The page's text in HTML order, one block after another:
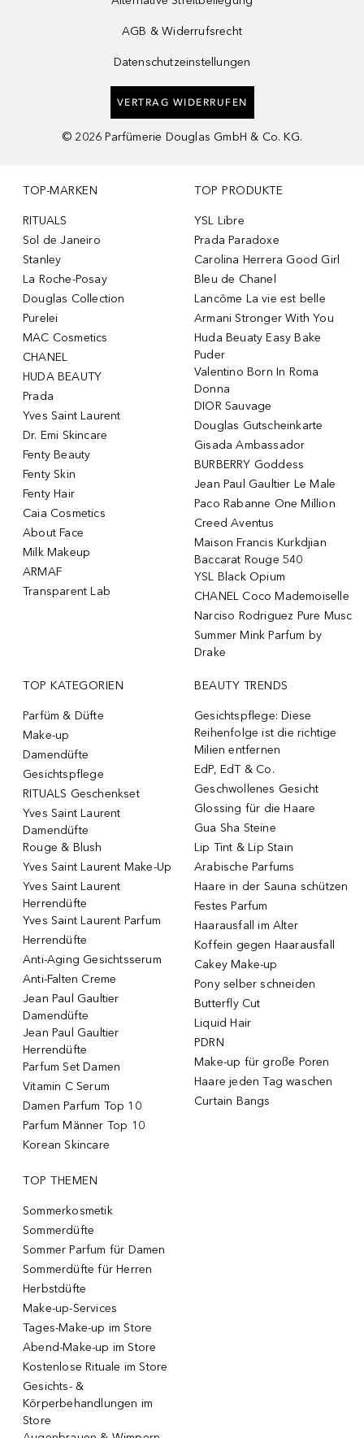
AGB & Widerrufsrecht
Datenschutzeinstellungen
VERTRAG WIDERRUFEN
© 2026 Parfümerie Douglas GmbH & Co. KG.
TOP-MARKEN
RITUALS
Sol de Janeiro
Stanley
La Roche-Posay
Douglas Collection
Purelei
MAC Cosmetics
CHANEL
HUDA BEAUTY
Prada
Yves Saint Laurent
Dr. Emi Skincare
Fenty Beauty
Fenty Skin
Fenty Hair
Caia Cosmetics
About Face
Milk Makeup
ARMAF
Transparent Lab
TOP PRODUKTE
YSL Libre
Prada Paradoxe
Carolina Herrera Good Girl
Bleu de Chanel
Lancôme La vie est belle
Armani Stronger With You
Huda Beuaty Easy Bake
Puder
Valentino Born In Roma
Donna
DIOR Sauvage
Douglas Gutscheinkarte
Gisada Ambassador
BURBERRY Goddess
Jean Paul Gaultier Le Male
Paco Rabanne One Million
Creed Aventus
Maison Francis Kurkdjian
Baccarat Rouge 540
YSL Black Opium
CHANEL Coco Mademoiselle
Narciso Rodriguez Pure Musc
Summer Mink Parfum by
Drake
TOP KATEGORIEN
Parfüm & Düfte
Make-up
Damendüfte
Gesichtspflege
RITUALS Geschenkset
Yves Saint Laurent
Damendüfte
Rouge & Blush
Yves Saint Laurent Make-Up
Yves Saint Laurent
Herrendüfte
Yves Saint Laurent Parfum
Herrendüfte
Anti-Aging Gesichtsserum
Anti-Falten Creme
Jean Paul Gaultier
Damendüfte
Jean Paul Gaultier
Herrendüfte
Parfum Set Damen
Vitamin C Serum
Damen Parfum Top 10
Parfum Männer Top 10
Korean Skincare
BEAUTY TRENDS
Gesichtspflege: Diese
Reihenfolge ist die richtige
Milien entfernen
EdP, EdT & Co.
Geschwollenes Gesicht
Glossing für die Haare
Gua Sha Steine
Lip Tint & Lip Stain
Arabische Parfums
Haare in der Sauna schützen
Festes Parfum
Haarausfall im Alter
Koffein gegen Haarausfall
Cakey Make-up
Pony selber schneiden
Butterfly Cut
Liquid Hair
PDRN
Make-up für große Poren
Haare jeden Tag waschen
Curtain Bangs
TOP THEMEN
Sommerkosmetik
Sommerdüfte
Sommer Parfum für Damen
Sommerdüfte für Herren
Herbstdüfte
Make-up-Services
Tages-Make-up im Store
Abend-Make-up im Store
Kostenlose Rituale im Store
Gesichts- &
Körperbehandlungen im
Store